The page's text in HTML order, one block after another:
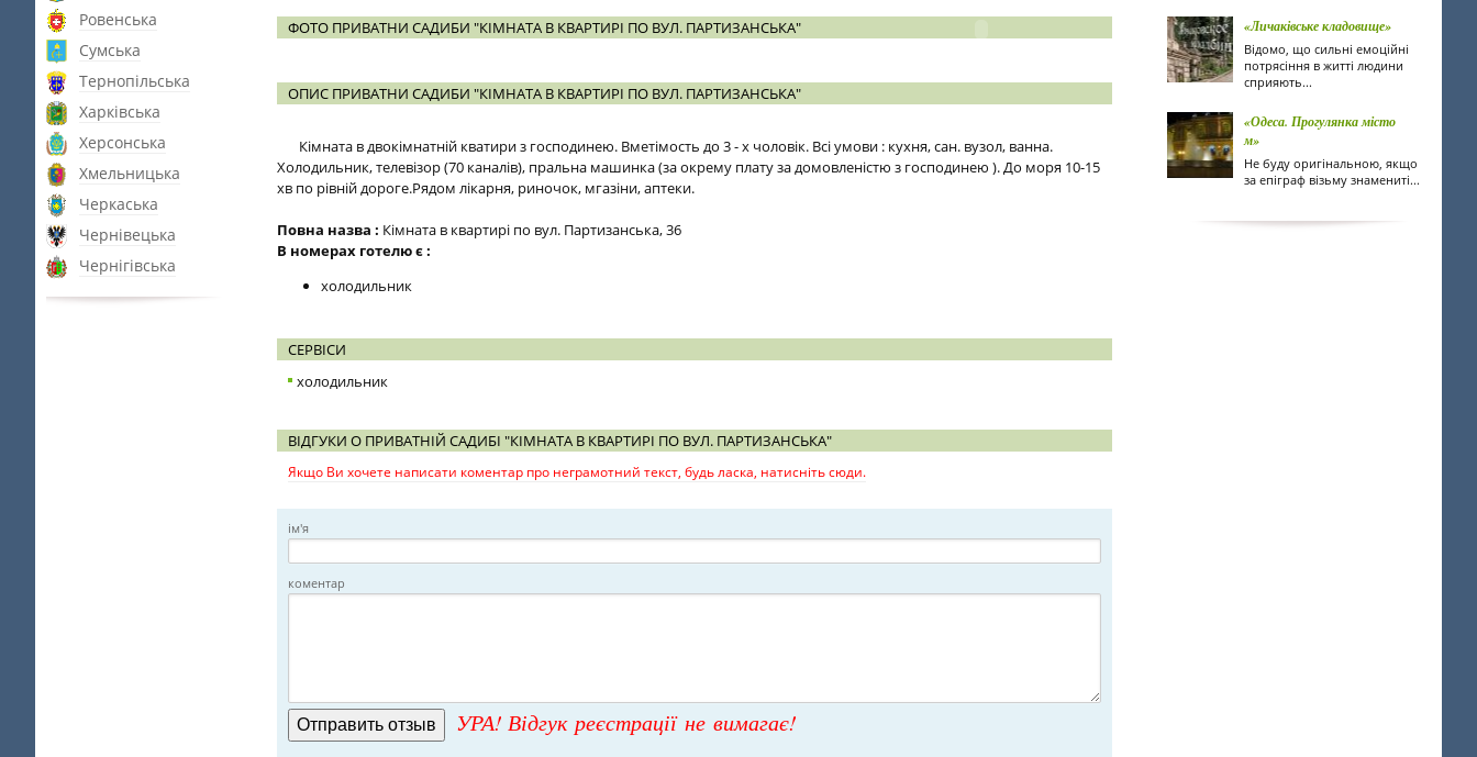
Ровенська
Сумська
Тернопільська
Харківська
Херсонська
Хмельницька
Черкаська
Чернівецька
Чернігівська
ФОТО ПРИВАТНИ САДИБИ "КІМНАТА В КВАРТИРІ ПО ВУЛ. ПАРТИЗАНСЬКА"
ОПИС ПРИВАТНИ САДИБИ "КІМНАТА В КВАРТИРІ ПО ВУЛ. ПАРТИЗАНСЬКА"
Кімната в двокімнатній кватири з господинею. Вметімость до 3 - х чоловік. Всі умови : кухня, сан. вузол, ванна.
Холодильник, телевізор (70 каналів), пральна машинка (за окрему плату за домовленістю з господинею ). До моря 10-15
хв по рівній дороге.Рядом лікарня, риночок, мгазіни, аптеки.
Повна назва : Кімната в квартирі по вул. Партизанська, 36
В номерах готелю є :
холодильник
СЕРВІСИ
холодильник
ВІДГУКИ О ПРИВАТНІЙ САДИБІ "КІМНАТА В КВАРТИРІ ПО ВУЛ. ПАРТИЗАНСЬКА"
Якщо Ви хочете написати коментар про неграмотний текст, будь ласка, натисніть сюди.
ім'я
коментар
УРА! Відгук реєстрації не вимагає!
«Личаківське кладовище»
Відомо, що сильні емоційні
потрясіння в житті людини
сприяють...
«Одеса. Прогулянка місто
м»
Не буду оригінальною, якщо
за епіграф візьму знамениті...